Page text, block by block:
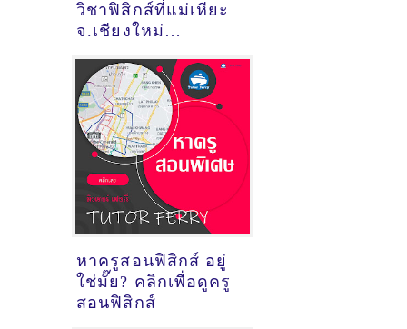
วิชาฟิสิกส์ที่แม่เหียะ
จ.เชียงใหม่
หาครูสอนฟิสิกส์ อยู่
ใช่มั๊ย? คลิกเพื่อดูครู
สอนฟิสิกส์